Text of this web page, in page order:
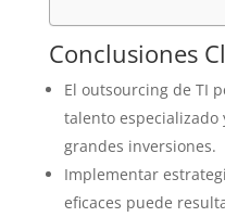
Conclusiones
El outsourcing de TI
talento especializado
grandes inversiones.
Implementar
eficaces puede